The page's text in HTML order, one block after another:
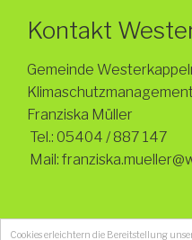
Cookies erleichtern die Bereitstellung
Kontakt
Gemeinde
Franziska Müller
Tel.: 05404 / 887 147
Mail: franziska.mueller
© 2016 - Gemeinde